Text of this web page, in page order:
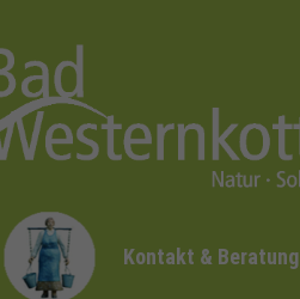
Kontakt & Beratung